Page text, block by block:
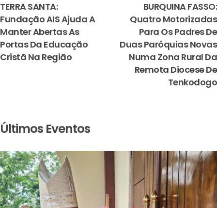
TERRA SANTA:
Fundação AIS Ajuda A
Manter Abertas As
Portas Da Educação
Cristã Na Região
BURQUINA FASSO:
Quatro Motorizadas
Para Os Padres De
Duas Paróquias Novas
Numa Zona Rural Da
Remota Diocese De
Tenkodogo
Últimos Eventos